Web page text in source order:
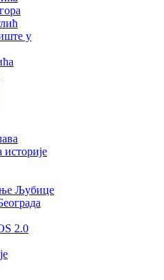
у
Љубице
2.0